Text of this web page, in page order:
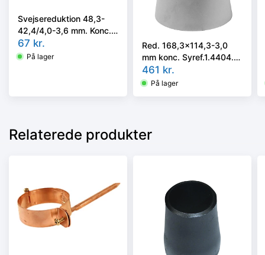
Svejsereduktion 48,3-
42,4/4,0-3,6 mm. Konc.
Kval. P235GH, EN 10253-
2 type B
67 kr.
På lager
Red. 168,3x114,3-3,0
mm konc. Syref.1.4404.
ISO 5251/EN10253-3 el.
4 i vort valg
461 kr.
På lager
Relaterede produkter